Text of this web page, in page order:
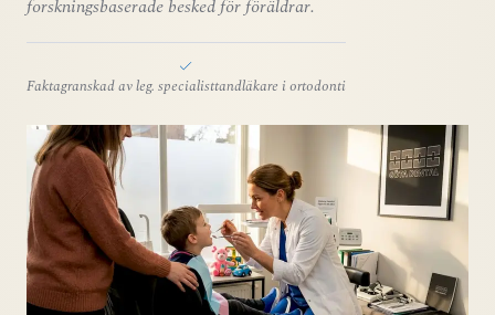
forskningsbaserade besked för föräldrar.
Faktagranskad av leg. specialisttandläkare i ortodonti